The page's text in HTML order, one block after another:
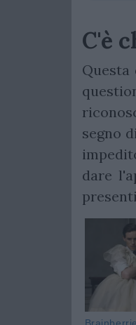
C'è
segno
dare